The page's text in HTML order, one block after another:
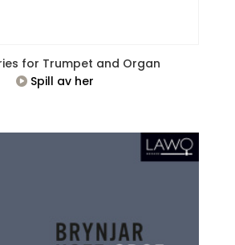
for Trumpet and Organ
Spill av her